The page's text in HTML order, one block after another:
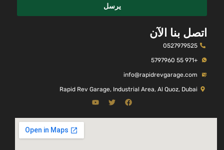
يرسل
اتصل بنا الآن
0527979525
+971 55 5797960
info@rapidrevgarage.com
Rapid Rev Garage, Industrial Area, Al Quoz, Dubai